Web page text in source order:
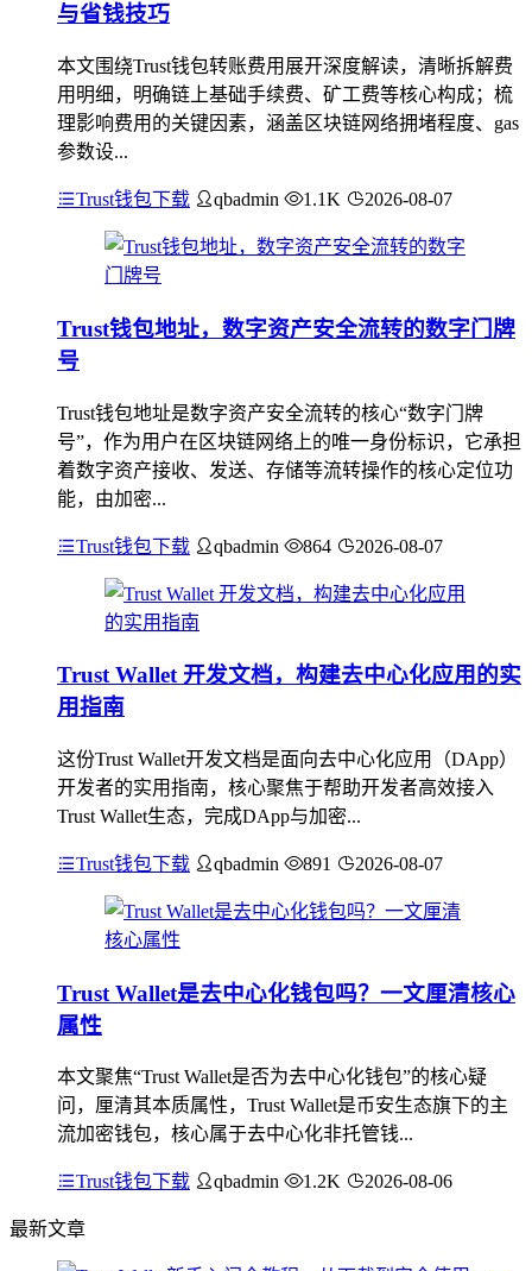
与省钱技巧
本文围绕Trust钱包转账费用展开深度解读，清晰拆解费
用明细，明确链上基础手续费、矿工费等核心构成；梳
理影响费用的关键因素，涵盖区块链网络拥堵程度、gas
参数设...
Trust钱包下载 qbadmin 1.1K 2026-08-07
Trust钱包地址，数字资产安全流转的数字门牌
号
Trust钱包地址是数字资产安全流转的核心“数字门牌
号”，作为用户在区块链网络上的唯一身份标识，它承担
着数字资产接收、发送、存储等流转操作的核心定位功
能，由加密...
Trust钱包下载 qbadmin 864 2026-08-07
Trust Wallet 开发文档，构建去中心化应用的实
用指南
这份Trust Wallet开发文档是面向去中心化应用（DApp）
开发者的实用指南，核心聚焦于帮助开发者高效接入
Trust Wallet生态，完成DApp与加密...
Trust钱包下载 qbadmin 891 2026-08-07
Trust Wallet是去中心化钱包吗？一文厘清核心
属性
本文聚焦“Trust Wallet是否为去中心化钱包”的核心疑
问，厘清其本质属性，Trust Wallet是币安生态旗下的主
流加密钱包，核心属于去中心化非托管钱...
Trust钱包下载 qbadmin 1.2K 2026-08-06
最新文章